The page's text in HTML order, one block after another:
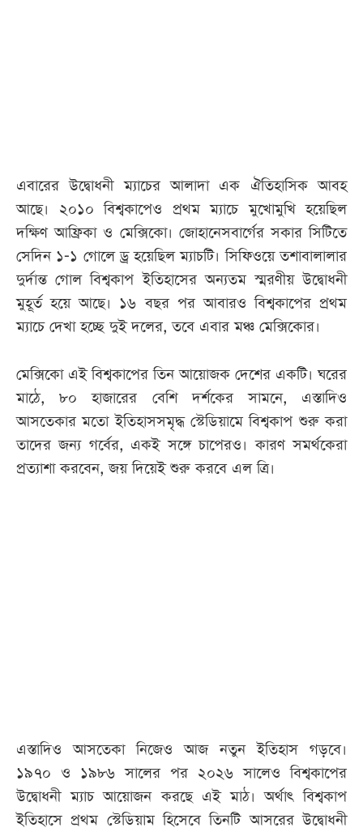
এবারের উদ্বোধনী ম্যাচের আলাদা এক ঐতিহাসিক আবহ
আছে। ২০১০ বিশ্বকাপেও প্রথম ম্যাচে মুখোমুখি হয়েছিল
দক্ষিণ আফ্রিকা ও মেক্সিকো। জোহানেসবার্গের সকার সিটিতে
সেদিন ১-১ গোলে ড্র হয়েছিল ম্যাচটি। সিফিওয়ে তশাবালালার
দুর্দান্ত গোল বিশ্বকাপ ইতিহাসের অন্যতম স্মরণীয় উদ্বোধনী
মুহূর্ত হয়ে আছে। ১৬ বছর পর আবারও বিশ্বকাপের প্রথম
ম্যাচে দেখা হচ্ছে দুই দলের, তবে এবার মঞ্চ মেক্সিকোর।
মেক্সিকো এই বিশ্বকাপের তিন আয়োজক দেশের একটি। ঘরের
মাঠে, ৮০ হাজারের বেশি দর্শকের সামনে, এস্তাদিও
আসতেকার মতো ইতিহাসসমৃদ্ধ স্টেডিয়ামে বিশ্বকাপ শুরু করা
তাদের জন্য গর্বের, একই সঙ্গে চাপেরও। কারণ সমর্থকেরা
প্রত্যাশা করবেন, জয় দিয়েই শুরু করবে এল ত্রি।
এস্তাদিও আসতেকা নিজেও আজ নতুন ইতিহাস গড়বে।
১৯৭০ ও ১৯৮৬ সালের পর ২০২৬ সালেও বিশ্বকাপের
উদ্বোধনী ম্যাচ আয়োজন করছে এই মাঠ। অর্থাৎ বিশ্বকাপ
ইতিহাসে প্রথম স্টেডিয়াম হিসেবে তিনটি আসরের উদ্বোধনী